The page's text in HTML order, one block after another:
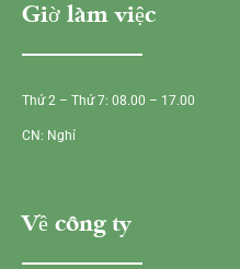
Giờ làm việc
Thứ 2 – Thứ 7: 08.00 – 17.00
CN: Nghỉ
Về công ty